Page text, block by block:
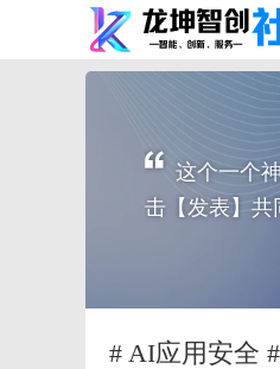
这个一个
击【发表】共
# AI应用安全 #